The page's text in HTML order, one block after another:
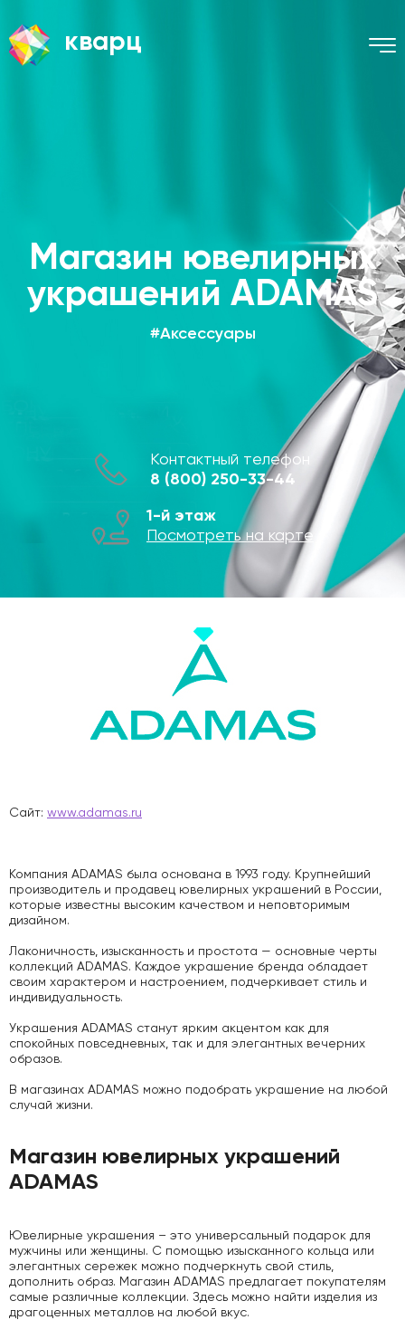
кварц
#Аксессуары
Магазин ювелирных
украшений ADAMAS
Контактный телефон
8 (800) 250-33-44
1-й этаж
Посмотреть на карте
Сайт: www.adamas.ru
Компания ADAMAS была основана в 1993 году. Крупнейший
производитель и продавец ювелирных украшений в России,
которые известны высоким качеством и неповторимым
дизайном.
Лаконичность, изысканность и простота — основные черты
коллекций ADAMAS. Каждое украшение бренда обладает
своим характером и настроением, подчеркивает стиль и
индивидуальность.
Украшения ADAMAS станут ярким акцентом как для
спокойных повседневных, так и для элегантных вечерних
образов.
В магазинах ADAMAS можно подобрать украшение на любой
случай жизни.
Магазин ювелирных украшений
ADAMAS
Ювелирные украшения – это универсальный подарок для
мужчины или женщины. С помощью изысканного кольца или
элегантных сережек можно подчеркнуть свой стиль,
дополнить образ. Магазин ADAMAS предлагает покупателям
самые различные коллекции. Здесь можно найти изделия из
драгоценных металлов на любой вкус.